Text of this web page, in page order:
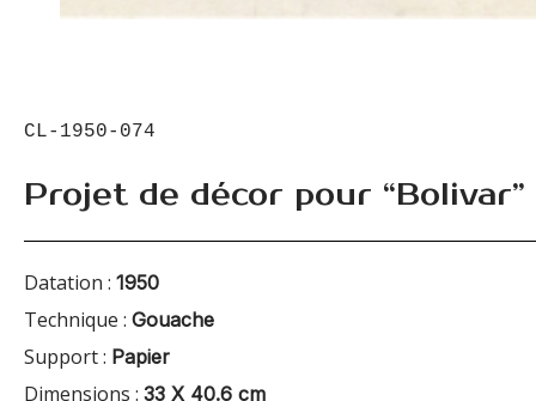
CL-1950-074
Projet de décor pour “Bolivar”
Datation : 1950
Technique : Gouache
Support : Papier
Dimensions : 33 X 40.6 cm